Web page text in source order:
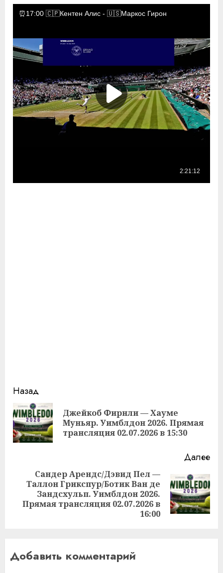
Продолжить
чтение
Назад
Джейкоб Фирнли — Хауме
Муньяр. Уимблдон 2026. Прямая
трансляция 02.07.2026 в 15:30
Далее
Следующая
запись:
Сандер Арендс/Дэвид Пел —
Таллон Грикспур/Ботик Ван де
Зандсхульп. Уимблдон 2026.
Прямая трансляция 02.07.2026 в
16:00
Добавить комментарий